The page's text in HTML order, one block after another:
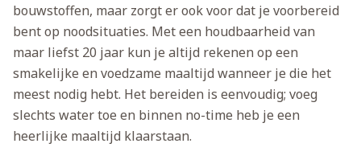
bouwstoffen, maar zorgt er ook voor dat je voorbereid
bent op noodsituaties. Met een houdbaarheid van
maar liefst 20 jaar kun je altijd rekenen op een
smakelijke en voedzame maaltijd wanneer je die het
meest nodig hebt. Het bereiden is eenvoudig; voeg
slechts water toe en binnen no-time heb je een
heerlijke maaltijd klaarstaan.